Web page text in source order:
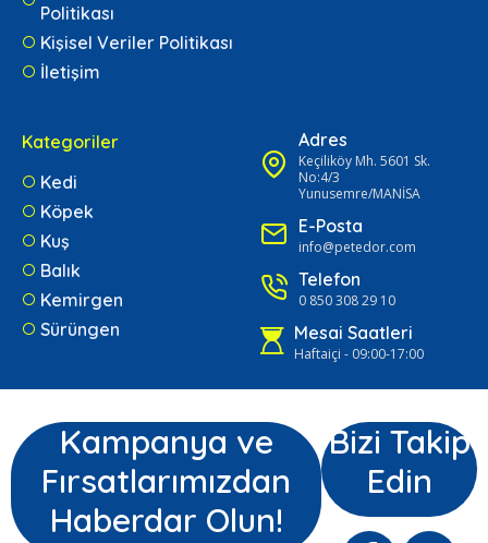
Politikası
Kişisel Veriler Politikası
İletişim
Kategoriler
Kedi
Köpek
Kuş
Balık
Kemirgen
Sürüngen
Adres
Keçiliköy Mh. 5601 Sk.
No:4/3
Yunusemre/MANİSA
E-Posta
info@petedor.com
Telefon
0 850 308 29 10
Mesai Saatleri
Haftaiçi - 09:00-17:00
Kampanya ve
Fırsatlarımızdan
Haberdar Olun!
Bizi Takip
Edin